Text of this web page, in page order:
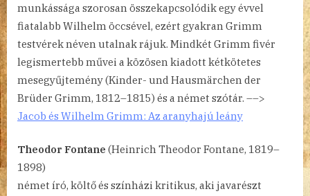
munkássága szorosan összekapcsolódik egy évvel
fiatalabb Wilhelm öccsével, ezért gyakran Grimm
testvérek néven utalnak rájuk. Mindkét Grimm fivér
legismertebb művei a közösen kiadott kétkötetes
mesegyűjtemény (Kinder- und Hausmärchen der
Brüder Grimm, 1812–1815) és a német szótár. ––>
Jacob és Wilhelm Grimm: Az aranyhajú leány
Theodor Fontane (Heinrich Theodor Fontane, 1819–
1898)
német író, költő és színházi kritikus, aki javarészt